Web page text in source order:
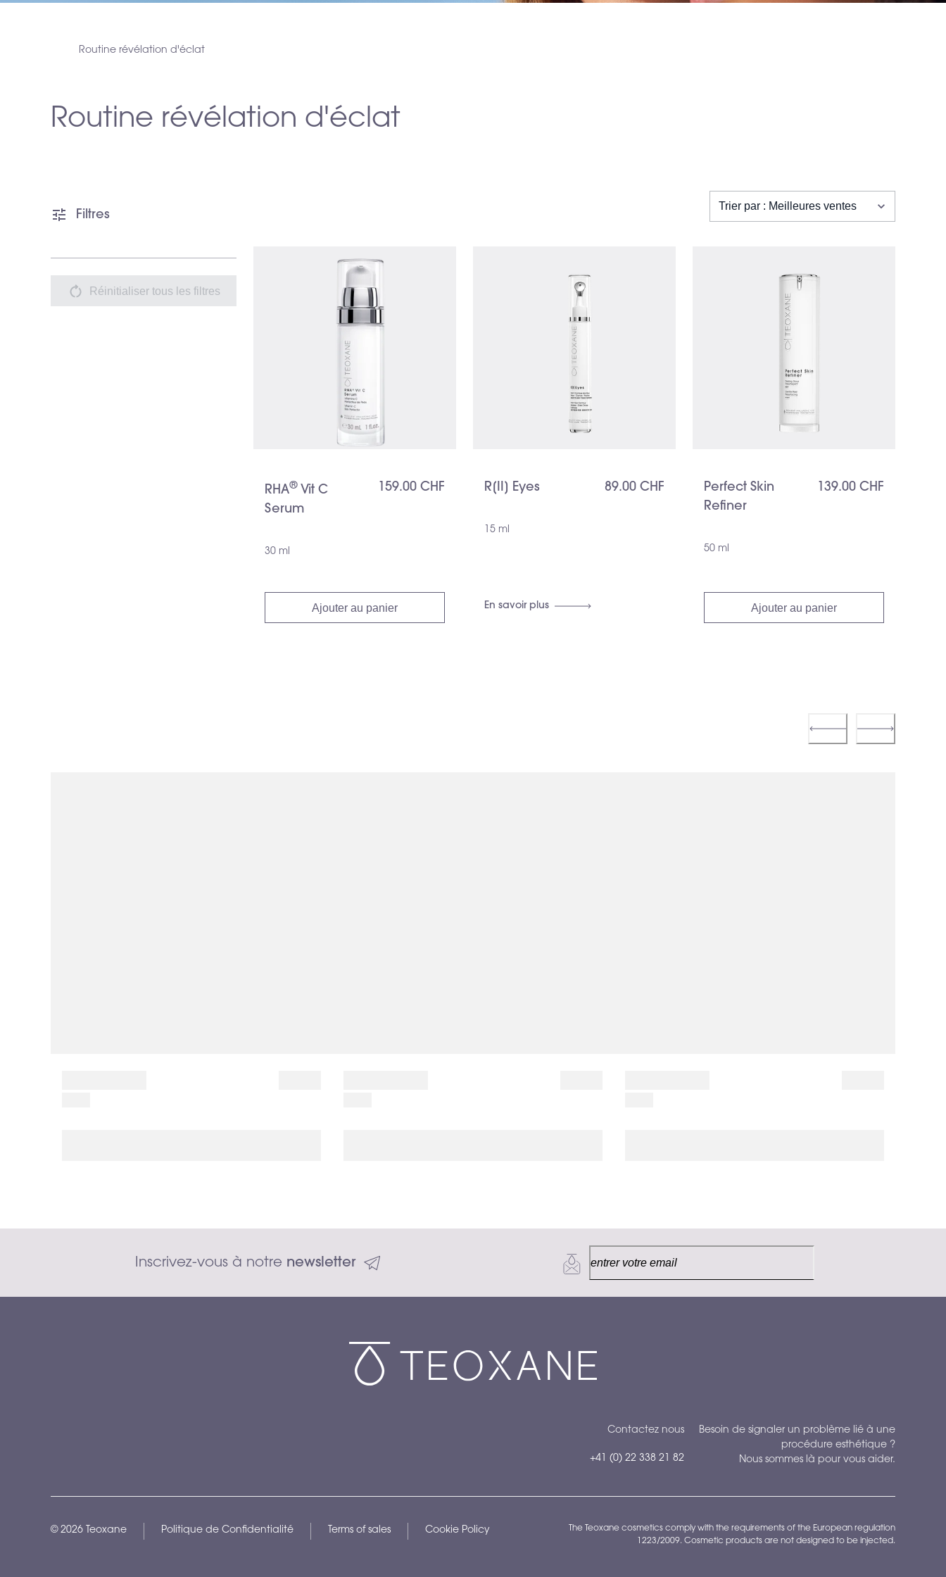
Routine révélation d'éclat
Routine révélation d'éclat
Filtres
Réinitialiser tous les filtres
RHA® ️ Vit C
Serum
159.00 CHF
30 ml
Ajouter au panier
R[II] Eyes 89.00 CHF
15 ml
En savoir plus
Perfect Skin
Refiner
139.00 CHF
50 ml
Ajouter au panier
Inscrivez-vous à notre newsletter
Contactez nous
+41 (0) 22 338 21 82
Besoin de signaler un problème lié à une
procédure esthétique ?
Nous sommes là pour vous aider.
© 2026 Teoxane Politique de Confidentialité Terms of sales Cookie Policy
The Teoxane cosmetics comply with the requirements of the European regulation
1223/2009. Cosmetic products are not designed to be injected.